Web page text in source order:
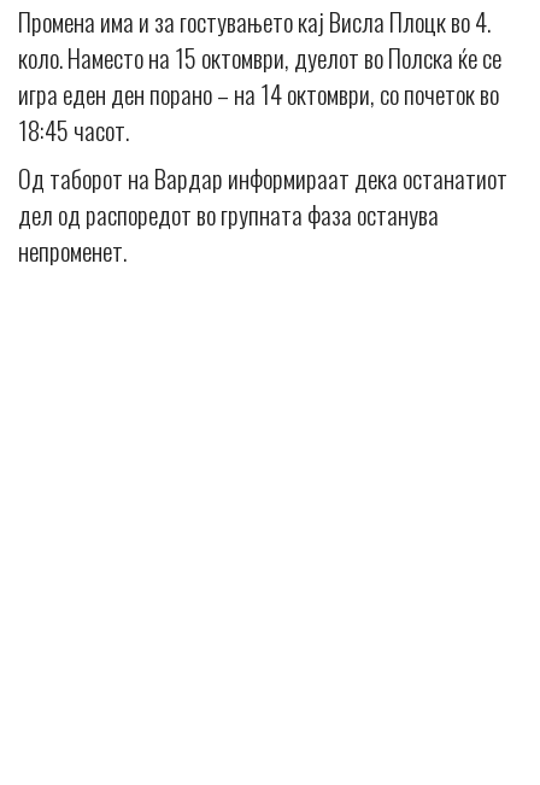
Промена има и за гостувањето кај Висла Плоцк во 4.
коло. Наместо на 15 октомври, дуелот во Полска ќе се
игра еден ден порано – на 14 октомври, со почеток во
18:45 часот.
Од таборот на Вардар информираат дека останатиот
дел од распоредот во групната фаза останува
непроменет.